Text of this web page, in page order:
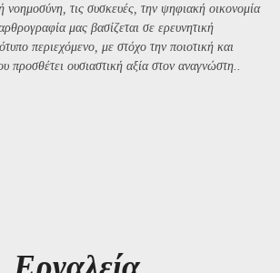
νοημοσύνη, τις συσκευές, την ψηφιακή οικονομία
μας βασίζεται σε ερευνητική
περιεχόμενο, με στόχο την ποιοτική και
προσθέτει ουσιαστική αξία στον αναγνώστη..